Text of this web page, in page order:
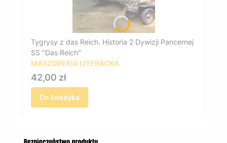
Tygrysy z das Reich. Historia 2 Dywizji Pancernej
SS "Das Reich"
MASZOPERIA LITERACKA
Cena
42,00 zł
Do koszyka